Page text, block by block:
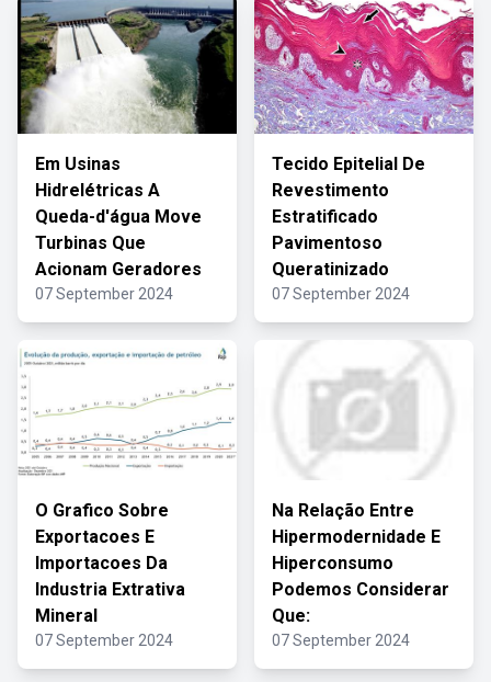
Em Usinas
Hidrelétricas A
Queda-d'água Move
Turbinas Que
Acionam Geradores
07 September 2024
Tecido Epitelial De
Revestimento
Estratificado
Pavimentoso
Queratinizado
07 September 2024
O Grafico Sobre
Exportacoes E
Importacoes Da
Industria Extrativa
Mineral
07 September 2024
Na Relação Entre
Hipermodernidade E
Hiperconsumo
Podemos Considerar
Que:
07 September 2024